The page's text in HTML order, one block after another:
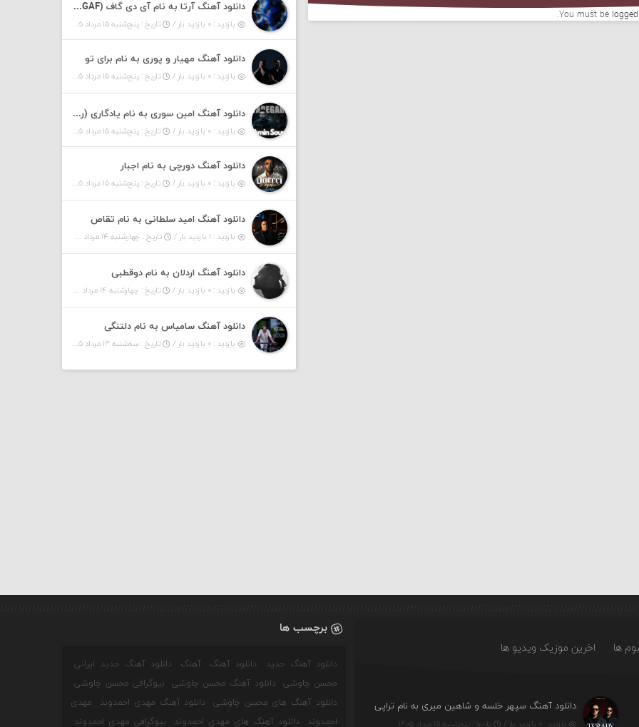
You must be
دانلود آهنگ آرتا به نام آی دی گاف (IDGAF)
بازدید : ۰ بازدید بار / تاریخ : پنج‌شنبه ۱۵ مرداد ۱۴۰۵
دانلود آهنگ مهیار و پوری به نام برای تو
بازدید : ۰ بازدید بار / تاریخ : پنج‌شنبه ۱۵ مرداد ۱۴۰۵
دانلود آهنگ امین سوری به نام یادگاری (رمیکس)
بازدید : ۰ بازدید بار / تاریخ : پنج‌شنبه ۱۵ مرداد ۱۴۰۵
دانلود آهنگ دورچی به نام اجبار
بازدید : ۰ بازدید بار / تاریخ : پنج‌شنبه ۱۵ مرداد ۱۴۰۵
دانلود آهنگ امید سلطانی به نام تقاص
بازدید : ۱ بازدید بار / تاریخ : چهارشنبه ۱۴ مرداد ۱۴۰۵
دانلود آهنگ اردلان به نام دوقطبی
بازدید : ۰ بازدید بار / تاریخ : چهارشنبه ۱۴ مرداد ۱۴۰۵
دانلود آهنگ سامیاس به نام دلتنگی
بازدید : ۰ بازدید بار / تاریخ : سه‌شنبه ۱۳ مرداد ۱۴۰۵
ها اخرین موزیک ویدیو ها
دانلود آهنگ سپهر خلسه و شاهین میری به نام تراپی
بازدید : ۰ بازدید بار / تاریخ : پنج‌شنبه ۱۵ مرداد ۱۴۰۵
برچسب ها
دانلود آهنگ جدید دانلود آهنگ آهنگ
دانلود آهنگ جدید ایرانی
محسن چاوشی
دانلود آهنگ محسن چاوشی
بیوگرافی محسن چاوشی
دانلود آهنگ های محسن چاوشی
دانلود آهنگ مهدی احمدوند
مهدی
احمدوند
دانلود آهنگ های مهدی احمدوند بیوگرافی مهدی احمدوند